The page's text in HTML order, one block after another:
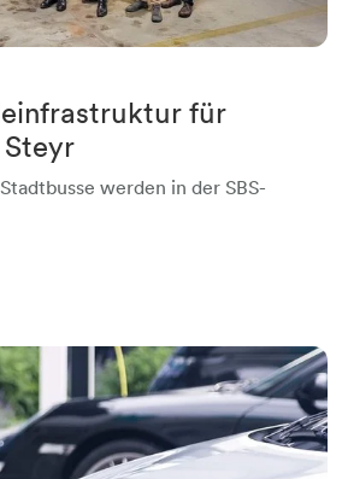
für
werden in der SBS-